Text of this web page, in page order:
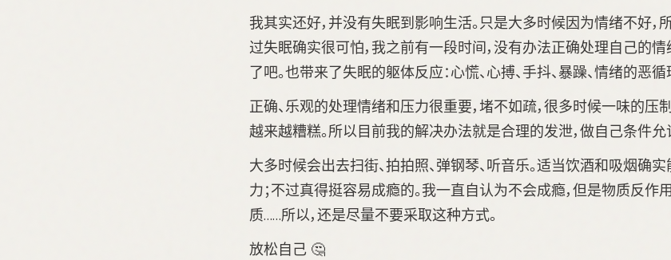
我其实还好，并没有失眠到影响生活。只是大多时候因为情绪不好，
过失眠确实很可怕，我之前有一段时间，没有办法正确处理自己的
了吧。也带来了失眠的躯体反应：心慌、心搏、手抖、暴躁、情绪的恶循
正确、乐观的处理情绪和压力很重要，堵不如疏，很多时候一味的
越来越糟糕。所以目前我的解决办法就是合理的发泄，做自己条件允
大多时候会出去扫街、拍拍照、弹钢琴、听音乐。适当饮酒和吸烟确
力；不过真得挺容易成瘾的。我一直自认为不会成瘾，但是物质反作
质……所以，还是尽量不要采取这种方式。
放松自己 🤔